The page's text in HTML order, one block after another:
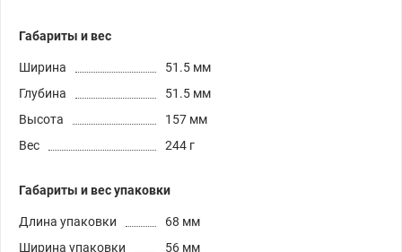
Габариты и вес
Ширина
51.5 мм
Глубина
51.5 мм
Высота
157 мм
Вес
244 г
Габариты и вес упаковки
Длина упаковки
68 мм
Ширина упаковки
56 мм